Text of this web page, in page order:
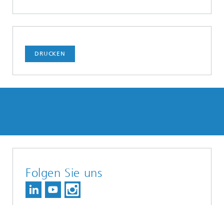
DRUCKEN
Folgen Sie uns